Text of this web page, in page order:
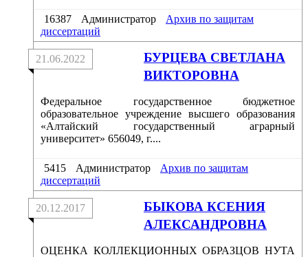
16387 Администратор
Архив по защитам
диссертаций
БУРЦЕВА СВЕТЛАНА
ВИКТОРОВНА
21.06.2022
Федеральное государственное бюджетное
образовательное учреждение высшего образования
«Алтайский государственный аграрный
университет» 656049, г....
5415 Администратор
Архив по защитам
диссертаций
БЫКОВА КСЕНИЯ
АЛЕКСАНДРОВНА
20.12.2017
ОЦЕНКА КОЛЛЕКЦИОННЫХ ОБРАЗЦОВ НУТА